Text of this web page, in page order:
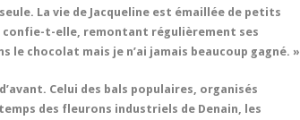
La vie de Jacqueline est émaillée de petits
confie-t-elle, remontant régulièrement ses
le chocolat mais je n’ai jamais beaucoup gagné. »
Celui des bals populaires, organisés
des fleurons industriels de Denain, les